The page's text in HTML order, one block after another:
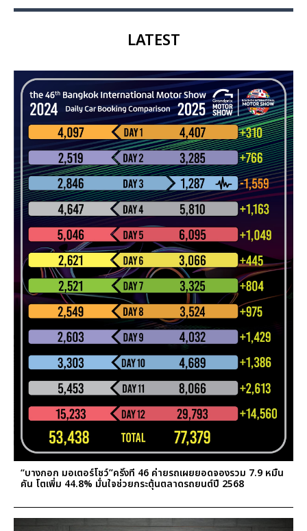
LATEST
“บางกอก มอเตอร์โชว์”ครั้งที่ 46 ค่ายรถเผยยอดจองรวม 7.9 หมื่น
คัน โตเพิ่ม 44.8% มั่นใจช่วยกระตุ้นตลาดรถยนต์ปี 2568